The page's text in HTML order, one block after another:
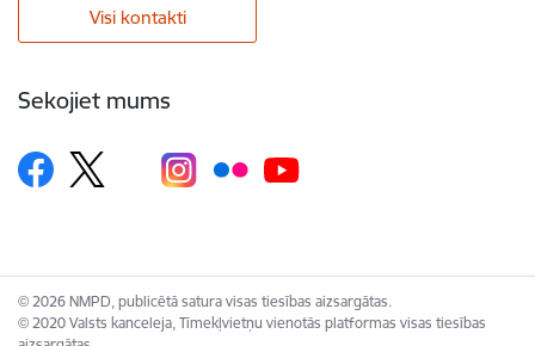
Visi kontakti
Sekojiet mums
© 2026 NMPD, publicētā satura visas tiesības aizsargātas.
© 2020 Valsts kanceleja, Tīmekļvietņu vienotās platformas visas tiesības